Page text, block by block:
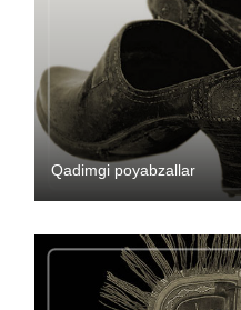
Qadimgi poyabzallar